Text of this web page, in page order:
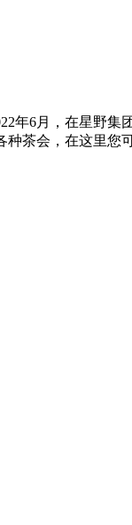
年6月，在星野集
种茶会，在这里您